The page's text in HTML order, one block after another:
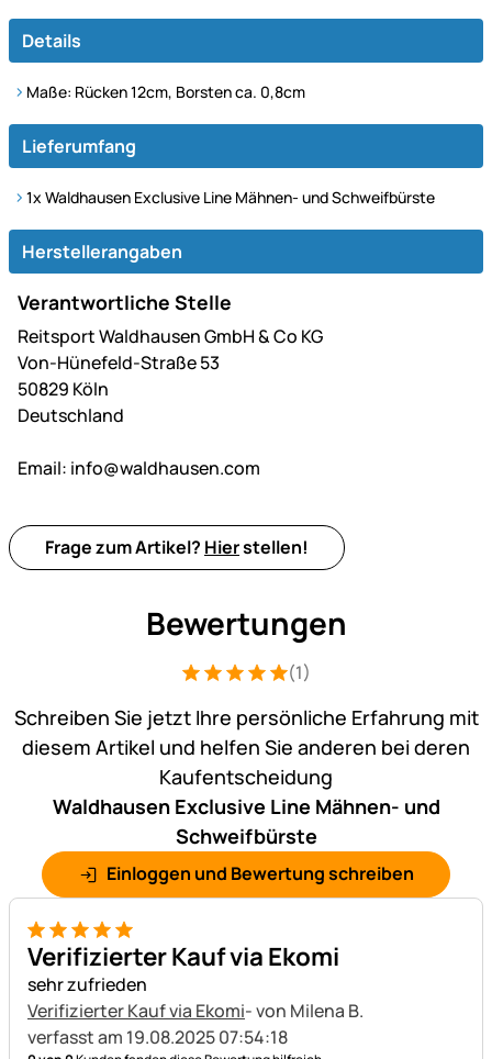
Details
Maße: Rücken 12cm, Borsten ca. 0,8cm
Lieferumfang
1x Waldhausen Exclusive Line Mähnen- und Schweifbürste
Herstellerangaben
Verantwortliche Stelle
Reitsport Waldhausen GmbH & Co KG
Von-Hünefeld-Straße 53
50829 Köln
Deutschland
Email: info@waldhausen.com
Frage zum Artikel? Hierstellen!
Bewertungen
Bewertung: 5 von 5 (1 Bewertungen)
1 Bewertung(1)
Schreiben Sie jetzt Ihre persönliche Erfahrung mit
diesem Artikel und helfen Sie anderen bei deren
Kaufentscheidung
Waldhausen Exclusive Line Mähnen- und
Schweifbürste
Einloggen und Bewertung schreiben
5 von 5
Verifizierter Kauf via Ekomi
sehr zufrieden
Verifizierter Kauf via Ekomi- von Milena B.
verfasst am 19.08.2025 07:54:18